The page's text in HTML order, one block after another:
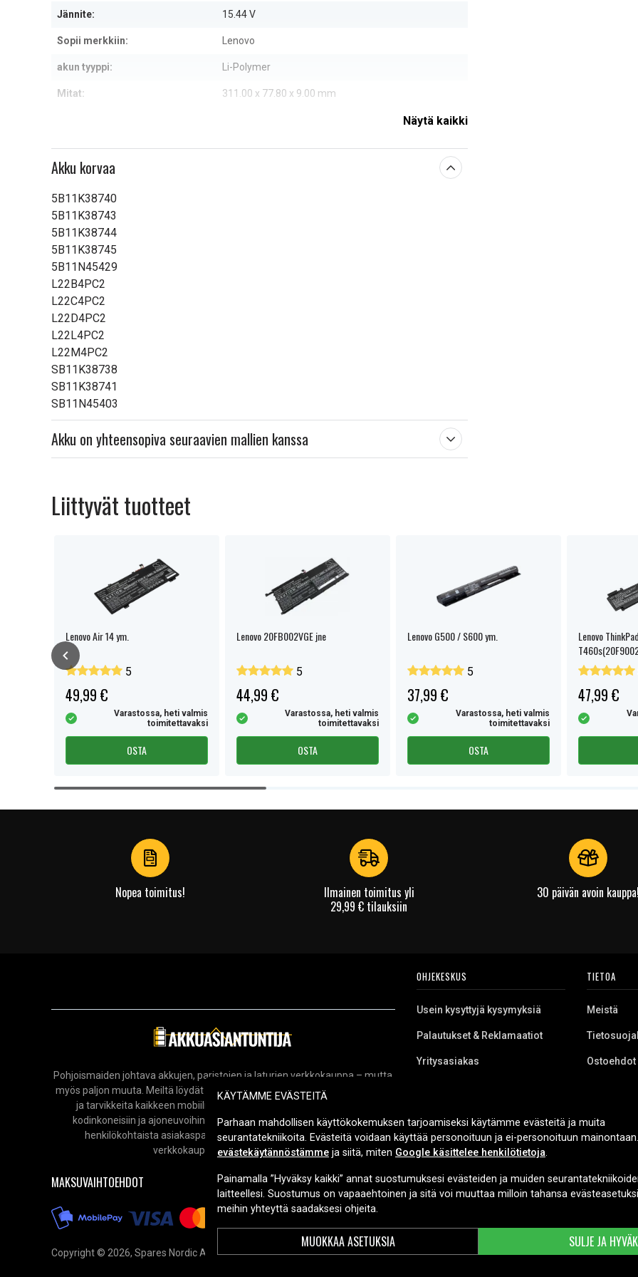
Jännite: 15.44 V
Sopii merkkiin: Lenovo
akun tyyppi: Li-Polymer
Mitat: 311.00 x 77.80 x 9.00 mm
Näytä kaikki
Akku korvaa
5B11K38740
5B11K38743
5B11K38744
5B11K38745
5B11N45429
L22B4PC2
L22C4PC2
L22D4PC2
L22L4PC2
L22M4PC2
SB11K38738
SB11K38741
SB11N45403
Akku on yhteensopiva seuraavien mallien kanssa
Liittyvät tuotteet
Lenovo Air 14 ym.
5
49,99 €
Varastossa, heti valmis
toimitettavaksi
OSTA
Lenovo 20FB002VGE jne
5
44,99 €
Varastossa, heti valmis
toimitettavaksi
OSTA
Lenovo G500 / S600 ym.
5
37,99 €
Varastossa, heti valmis
toimitettavaksi
OSTA
Lenovo ThinkPad
47,99 €
Item
Nopea toimitus!
Ilmainen toimitus yli
29,99 € tilauksiin
30 päivän avoin kauppa!
Pohjoismaiden johtava akkujen, paristojen ja laturien verkkokauppa – mutta
myös paljon muuta. Meiltä löydät laajan valikoiman elektroniikkaa, varaosia
ja tarvikkeita kaikkeen mobiililaitteista ja tietokoneista työkaluihin,
kodinkoneisiin ja ajoneuvoihin. Tarjoamme nopeat toimitukset sekä
henkilökohtaista asiakaspalvelua aina tarvittaessa. Turvallista
verkkokauppaa vuodesta 2006.
OHJEKESKUS
Usein kysyttyjä kysymyksiä
Palautukset & Reklamaatiot
Yritysasiakas
TIETOA
Meistä
Ostoehdot
MAKSUVAIHTOEHDOT TOIMITUSVAIHTOEHDOT
Copyright © 2026, Spares Nordic AB
KÄYTÄMME EVÄSTEITÄ
Parhaan mahdollisen käyttökokemuksen tarjoamiseksi käytämme evästeitä ja muita
seurantatekniikoita. Evästeitä voidaan käyttää personoituun ja ei-personoituun
evästekäytännöstämme ja siitä, miten Google käsittelee henkilötietoja.
Painamalla ”Hyväksy kaikki” annat suostumuksesi evästeiden ja muiden
laitteellesi. Suostumus on vapaaehtoinen ja sitä voi muuttaa milloin tahansa
meihin yhteyttä saadaksesi ohjeita.
MUOKKAA ASETUKSIA SULJE JA